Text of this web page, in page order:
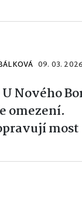
09. 03. 2026
U Nového
omezení.
most